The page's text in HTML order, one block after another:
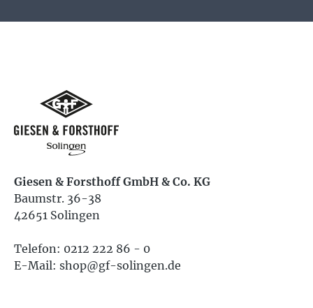
Giesen & Forsthoff GmbH & Co. KG
Baumstr. 36-38
42651 Solingen
Telefon: 0212 222 86 - 0
E-Mail: shop@gf-solingen.de